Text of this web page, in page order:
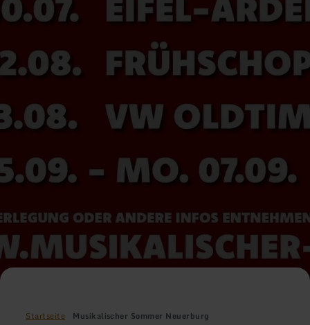
Startseite Musikalischer Sommer Neuerburg